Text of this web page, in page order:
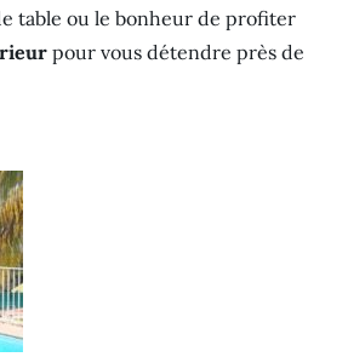
table ou le bonheur de profiter
pour vous détendre près de